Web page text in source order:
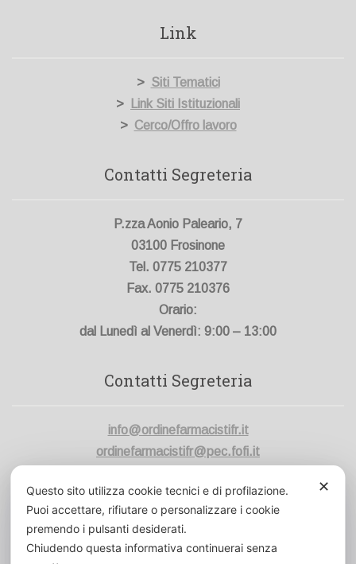
Link
> Siti Tematici
>
Link Siti Istituzionali
> Cerco/Offro lavoro
Contatti Segreteria
P.zza Aonio Paleario, 7
03100 Frosinone
Tel. 0775 210377
Fax. 0775 210376
Orario:
dal Lunedì al Venerdì: 9:00 – 13:00
Contatti Segreteria
info@ordinefarmacistifr.it
ordinefarmacistifr@pec.fofi.it
Codice Fiscale:80006420600
Cod. Un. Fatt. Elett.:UFVK43
✕
Questo sito utilizza cookie tecnici e di profilazione.
Puoi accettare, rifiutare o personalizzare i cookie
premendo i pulsanti desiderati.
Chiudendo questa informativa continuerai senza